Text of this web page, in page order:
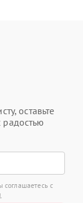
оставьте
с